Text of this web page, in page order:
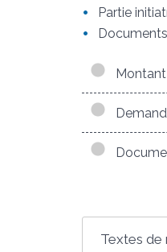
Partie
Textes de